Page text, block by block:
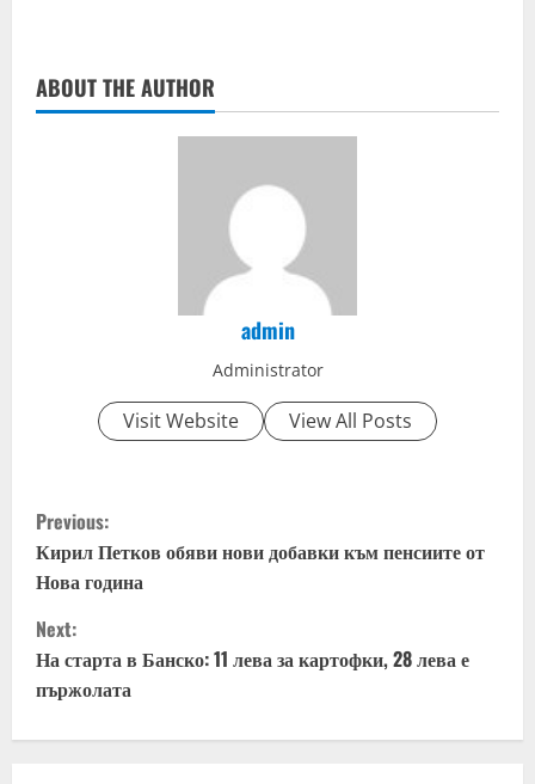
i
ABOUT THE AUTHOR
admin
Administrator
Visit Website View All Posts
C
o
n
t
i
Previous:
Кирил Петков обяви нови добавки към пенсиите от
Нова година
Next:
На старта в Банско: 11 лева за картофки, 28 лева е
пържолата